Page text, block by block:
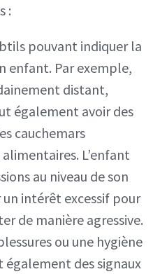
:
pouvant indiquer la
enfant. Par exemple,
distant,
également avoir des
cauchemars
L’enfant
au niveau de son
intérêt excessif pour
de manière agressive.
ou une hygiène
des signaux